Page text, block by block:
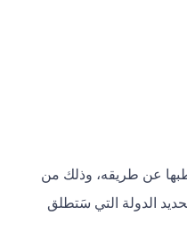
عن طريقه، وذلك من
الدولة التي سَتطلق